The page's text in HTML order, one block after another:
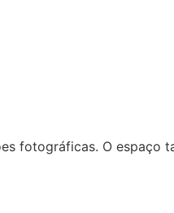
fotográficas. O